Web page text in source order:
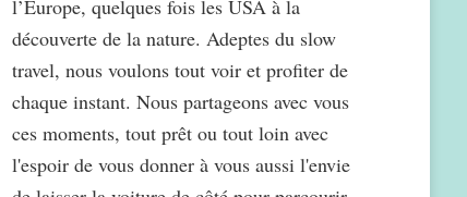
l’Europe, quelques fois les USA à la
découverte de la nature. Adeptes du slow
travel, nous voulons tout voir et profiter de
chaque instant. Nous partageons avec vous
ces moments, tout prêt ou tout loin avec
l'espoir de vous donner à vous aussi l'envie